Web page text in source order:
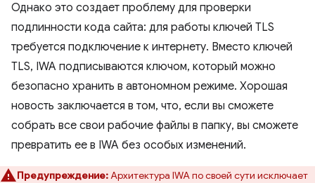
Однако это создает проблему для проверки
подлинности кода сайта: для работы ключей TLS
требуется подключение к интернету. Вместо ключей
TLS, IWA подписываются ключом, который можно
безопасно хранить в автономном режиме. Хорошая
новость заключается в том, что, если вы сможете
собрать все свои рабочие файлы в папку, вы сможете
превратить ее в IWA без особых изменений.
Предупреждение:Архитектура IWA по своей сути исключает